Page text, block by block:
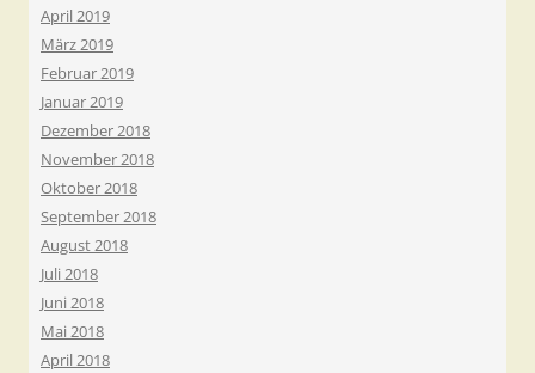
April 2019
März 2019
Februar 2019
Januar 2019
Dezember 2018
November 2018
Oktober 2018
September 2018
August 2018
Juli 2018
Juni 2018
Mai 2018
April 2018